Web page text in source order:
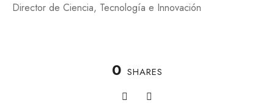
Director de Ciencia, Tecnología e Innovación
0 SHARES